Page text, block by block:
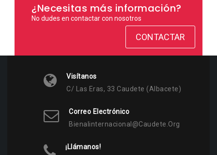
¿Necesitas más información?
No dudes en contactar con nosotros
CONTACTAR
Visítanos
C/ Las Eras, 33 Caudete (Albacete)
Correo Electrónico
Bienalinternacional@caudete.org
¡Llámanos!